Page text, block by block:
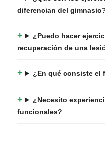
diferencian del
¿Puedo hacer
recuperación de una
¿En qué consiste el
¿Necesito
funcionales?